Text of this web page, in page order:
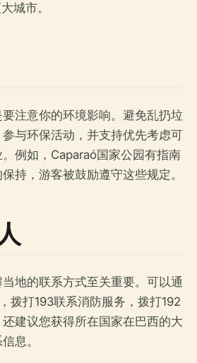
城市。
注意你的环境影响。避免乱扔垃
与环保活动，并支持优先考虑可
例如，Caparaó国家公园有指南
持，游客被鼓励遵守这些规定。
地的联系方式至关重要。可以通
拨打193联系消防服务，拨打192
建议您获得所在国家在巴西的大
息。